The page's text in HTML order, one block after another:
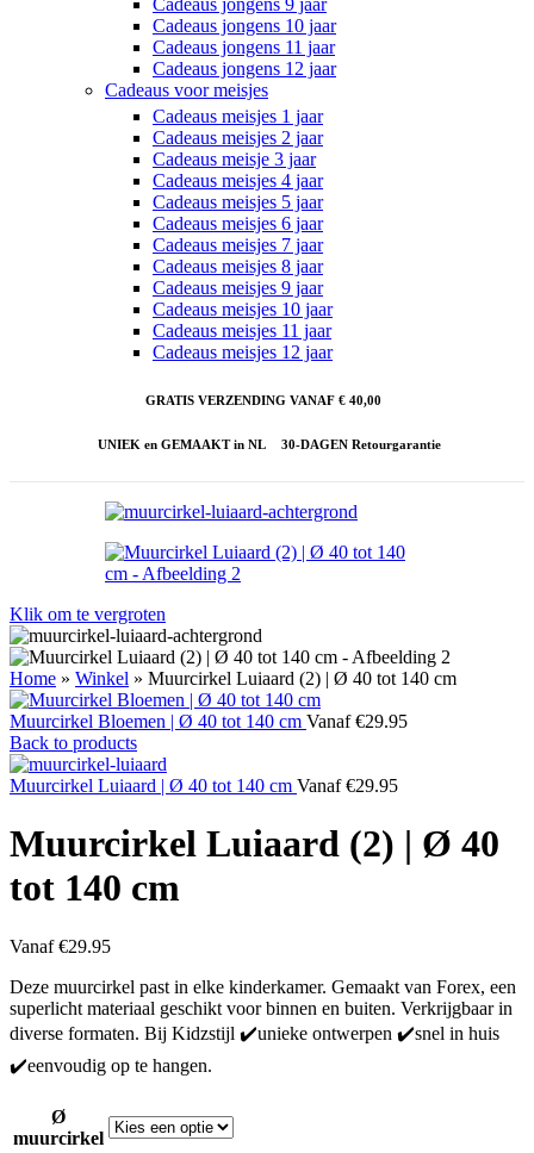
Cadeaus jongens 9 jaar
Cadeaus jongens 10 jaar
Cadeaus jongens 11 jaar
Cadeaus jongens 12 jaar
Cadeaus voor meisjes
Cadeaus meisjes 1 jaar
Cadeaus meisjes 2 jaar
Cadeaus meisje 3 jaar
Cadeaus meisjes 4 jaar
Cadeaus meisjes 5 jaar
Cadeaus meisjes 6 jaar
Cadeaus meisjes 7 jaar
Cadeaus meisjes 8 jaar
Cadeaus meisjes 9 jaar
Cadeaus meisjes 10 jaar
Cadeaus meisjes 11 jaar
Cadeaus meisjes 12 jaar
GRATIS VERZENDING VANAF € 40,00
UNIEK en GEMAAKT in NL 30-DAGEN Retourgarantie
Klik om te vergroten
Home » Winkel » Muurcirkel Luiaard (2) | Ø 40 tot 140 cm
Muurcirkel Bloemen | Ø 40 tot 140 cm Vanaf €29.95
Back to products
Muurcirkel Luiaard | Ø 40 tot 140 cm Vanaf €29.95
Muurcirkel Luiaard (2) | Ø 40
tot 140 cm
Vanaf €29.95
Deze muurcirkel past in elke kinderkamer. Gemaakt van Forex, een
superlicht materiaal geschikt voor binnen en buiten. Verkrijgbaar in
diverse formaten. Bij Kidzstijl ✔️unieke ontwerpen ✔️snel in huis
✔️eenvoudig op te hangen.
Ø
muurcirkel